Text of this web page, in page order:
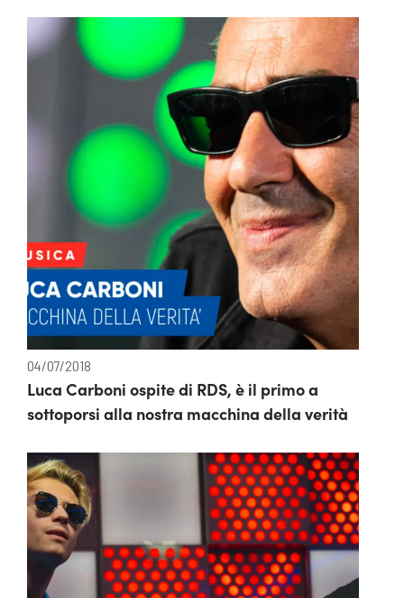
04/07/2018
Luca Carboni ospite di RDS, è il primo a
sottoporsi alla nostra macchina della verità